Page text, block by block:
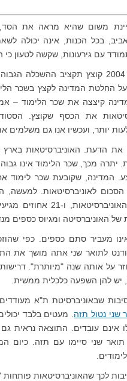
משום שהיא מראה את הסד,
בכל הכנות, אינה יכולה
עם גירעונות, שקשה לטעון כי
החלטת המדינה לקצץ בשכר
קיצצה את שכר הלימוד –
את הכסף שקוצץ.
יותר, ועכשיו אנו גם משלמים
הדעת. האוניברסיטאות בארץ
יתרה מכך, שכר הלימוד אינו
המדינה, שקובעת שכר לימוד
אחוזים מתקציב
של האוניברסיטה ומגיוס כספים
מעביר סתם כספים. כפי
לתואר שני אתה מושך את
על אותה שנה "מיותרת".
יש להן השפעה כלכלית ממשית.
שבאוניברסיטת ת"א
שני נטול תזה . מעטים בלבד
תואר שני סיימו עם תזה. כיום
לכך שהאוניברסיטאות פותחות